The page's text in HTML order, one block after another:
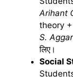
Arihant
theory +
S.
लिए।
Social